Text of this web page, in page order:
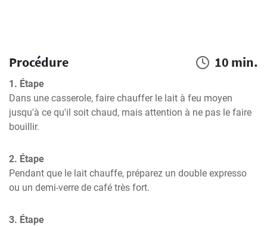
Procédure 10 min.
1. Étape
Dans une casserole, faire chauffer le lait à feu moyen
jusqu'à ce qu'il soit chaud, mais attention à ne pas le faire
bouillir.
2. Étape
Pendant que le lait chauffe, préparez un double expresso
ou un demi-verre de café très fort.
3. Étape